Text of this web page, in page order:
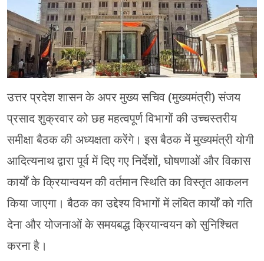
उत्तर प्रदेश शासन के अपर मुख्य सचिव (मुख्यमंत्री) संजय
प्रसाद शुक्रवार को छह महत्वपूर्ण विभागों की उच्चस्तरीय
समीक्षा बैठक की अध्यक्षता करेंगे। इस बैठक में मुख्यमंत्री योगी
आदित्यनाथ द्वारा पूर्व में दिए गए निर्देशों, घोषणाओं और विकास
कार्यों के क्रियान्वयन की वर्तमान स्थिति का विस्तृत आकलन
किया जाएगा। बैठक का उद्देश्य विभागों में लंबित कार्यों को गति
देना और योजनाओं के समयबद्ध क्रियान्वयन को सुनिश्चित
करना है।
प्रयागराज
रामपुर